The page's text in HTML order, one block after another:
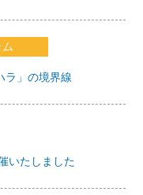
ラ」の境界線
いたしました